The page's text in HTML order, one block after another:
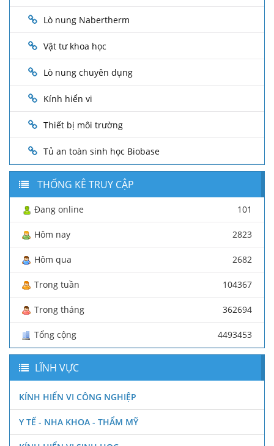
Lò nung Nabertherm
Vật tư khoa học
Lò nung chuyên dụng
Kính hiển vi
Thiết bị môi trường
Tủ an toàn sinh học Biobase
THỐNG KÊ TRUY CẬP
Đang online 101
Hôm nay 2823
Hôm qua 2682
Trong tuần 104367
Trong tháng 362694
Tổng cộng 4493453
LĨNH VỰC
KÍNH HIỂN VI CÔNG NGHIỆP
Y TẾ - NHA KHOA - THẨM MỸ